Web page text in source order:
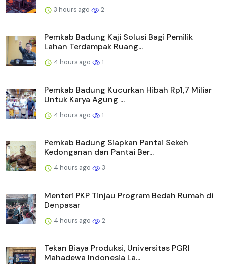
3 hours ago 2
Pemkab Badung Kaji Solusi Bagi Pemilik
Lahan Terdampak Ruang...
4 hours ago 1
Pemkab Badung Kucurkan Hibah Rp1,7 Miliar
Untuk Karya Agung ...
4 hours ago 1
Pemkab Badung Siapkan Pantai Sekeh
Kedonganan dan Pantai Ber...
4 hours ago 3
Menteri PKP Tinjau Program Bedah Rumah di
Denpasar
4 hours ago 2
Tekan Biaya Produksi, Universitas PGRI
Mahadewa Indonesia La...